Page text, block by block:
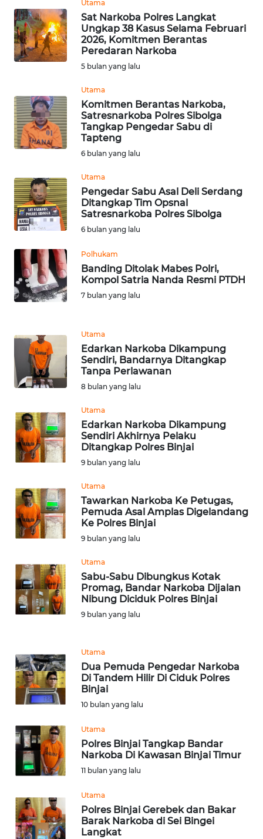
Utama
Sat Narkoba Polres Langkat
Ungkap 38 Kasus Selama Februari
2026, Komitmen Berantas
Peredaran Narkoba
5 bulan yang lalu
Utama
Komitmen Berantas Narkoba,
Satresnarkoba Polres Sibolga
Tangkap Pengedar Sabu di
Tapteng
6 bulan yang lalu
Utama
Pengedar Sabu Asal Deli Serdang
Ditangkap Tim Opsnal
Satresnarkoba Polres Sibolga
6 bulan yang lalu
Polhukam
Banding Ditolak Mabes Polri,
Kompol Satria Nanda Resmi PTDH
7 bulan yang lalu
Utama
Edarkan Narkoba Dikampung
Sendiri, Bandarnya Ditangkap
Tanpa Perlawanan
8 bulan yang lalu
Utama
Edarkan Narkoba Dikampung
Sendiri Akhirnya Pelaku
Ditangkap Polres Binjai
9 bulan yang lalu
Utama
Tawarkan Narkoba Ke Petugas,
Pemuda Asal Amplas Digelandang
Ke Polres Binjai
9 bulan yang lalu
Utama
Sabu-Sabu Dibungkus Kotak
Promag, Bandar Narkoba Dijalan
Nibung Diciduk Polres Binjai
9 bulan yang lalu
Utama
Dua Pemuda Pengedar Narkoba
Di Tandem Hilir Di Ciduk Polres
Binjai
10 bulan yang lalu
Utama
Polres Binjai Tangkap Bandar
Narkoba Di Kawasan Binjai Timur
11 bulan yang lalu
Utama
Polres Binjai Gerebek dan Bakar
Barak Narkoba di Sei Bingei
Langkat
WN
KALTARA
WN
KALTIM
WN
GORONTALO
SULUT
WN
MALUKU
MALUT
WN
DAIRI
WN
DANAU
TOBA
WN
LANGKAT
TAPANULI
SELATAN
WN
WN
KARO
SIMALUNGUN
WN
LABUHANBATU
WN
TAPANULI
TENGAH